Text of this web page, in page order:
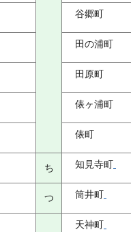
谷郷町
田の浦町
田原町
俵ヶ浦町
俵町
ち 知見寺町
つ 筒井町
天神町